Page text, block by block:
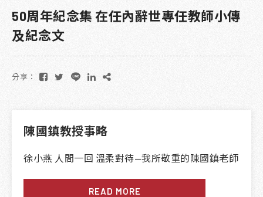
50周年紀念集 在任內辭世專任教師小傳
及紀念文
分享：
陳國鎮教授事略
徐小燕 人間一回 溫柔對待—我所敬重的陳國鎮老師
READ MORE